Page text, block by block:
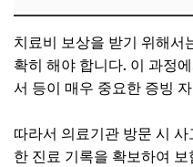
치료비 보상을 받기 위해서
확히 해야 합니다. 이 과정
서 등이 매우 중요한 증빙
따라서 의료기관 방문 시
한 진료 기록을 확보하여